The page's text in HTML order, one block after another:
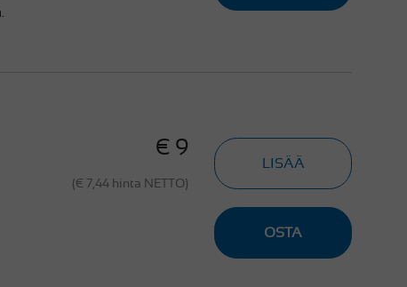
€ 9
(€ 7,44 hinta NETTO)
LISÄÄ
OSTA